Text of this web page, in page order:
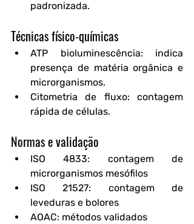
padronizada.
Técnicas físico-químicas
ATP bioluminescência: indica
presença de matéria orgânica e
microrganismos.
Citometria de fluxo: contagem
rápida de células.
Normas e validação
ISO 4833: contagem de
microrganismos mesófilos
ISO 21527: contagem de
leveduras e bolores
AOAC: métodos validados